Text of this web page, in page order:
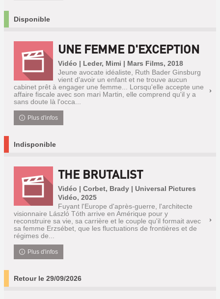
Disponible
UNE FEMME D'EXCEPTION
Vidéo | Leder, Mimi | Mars Films, 2018
Jeune avocate idéaliste, Ruth Bader Ginsburg
vient d'avoir un enfant et ne trouve aucun
cabinet prêt à engager une femme... Lorsqu'elle accepte une
affaire fiscale avec son mari Martin, elle comprend qu'il y a
sans doute là l'occa...
Plus d'infos
Indisponible
THE BRUTALIST
Vidéo | Corbet, Brady | Universal Pictures
Vidéo, 2025
Fuyant l'Europe d'après-guerre, l'architecte
visionnaire László Tóth arrive en Amérique pour y
reconstruire sa vie, sa carrière et le couple qu'il formait avec
sa femme Erzsébet, que les fluctuations de frontières et de
régimes de...
Plus d'infos
Retour le 29/09/2026